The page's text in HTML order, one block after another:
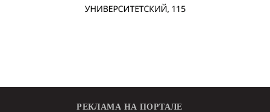
РЕКЛАМА НА ПОРТАЛЕ